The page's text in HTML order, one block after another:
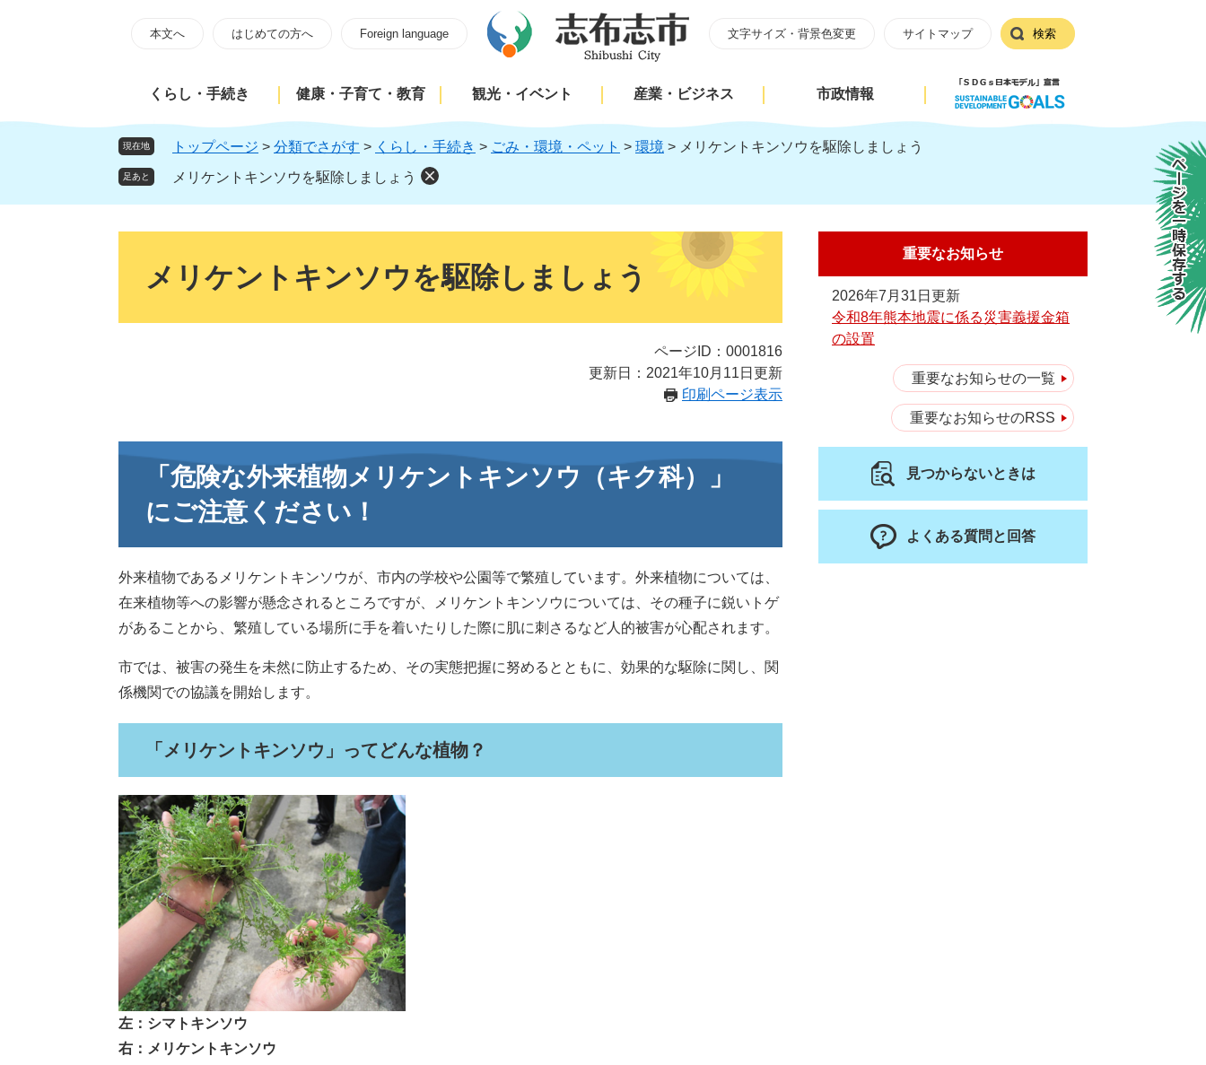
頭
飛
本
本文へ はじめての方へ Foreign language 文字サイズ・背景色変更 サイトマップ 検索
くらし・手続き 健康・子育て・教育 観光・イベント 産業・ビジネス 市政情報
現在地 トップページ > 分類でさがす > くらし・手続き > ごみ・環境・ペット > 環境 > メリケントキンソウを駆除しましょう
足あと メリケントキンソウを駆除しましょう
メリケントキンソウを駆除しましょう
ページID：0001816
更新日：2021年10月11日更新
印刷ページ表示
「危険な外来植物メリケントキンソウ（キク科）」
にご注意ください！
外来植物であるメリケントキンソウが、市内の学校や公園等で繁殖しています。外来植物については、
在来植物等への影響が懸念されるところですが、メリケントキンソウについては、その種子に鋭いトゲ
があることから、繁殖している場所に手を着いたりした際に肌に刺さるなど人的被害が心配されます。
市では、被害の発生を未然に防止するため、その実態把握に努めるとともに、効果的な駆除に関し、関
係機関での協議を開始します。
「メリケントキンソウ」ってどんな植物？
左：シマトキンソウ
右：メリケントキンソウ
重要なお知らせ
2026年7月31日更新
令和8年熊本地震に係る災害義援金箱
の設置
重要なお知らせの一覧
重要なお知らせのRSS
見つからないときは
よくある質問と回答
ページを一時保存する